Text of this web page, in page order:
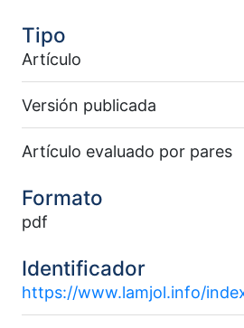
Tipo
Artículo
Versión publicada
Artículo evaluado por pares
Formato
pdf
Identificador
https://www.lamjol.info/